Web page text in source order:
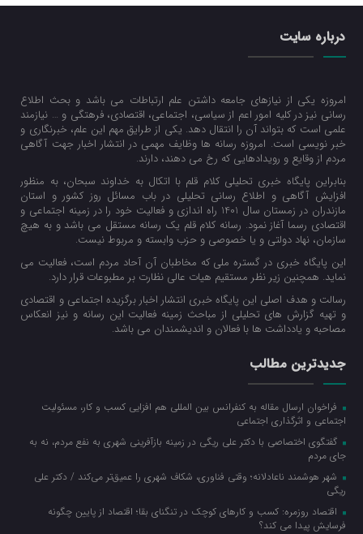
درباره سایت
امروزه یکی از نیازهای جامعه داشتن علم ارتباطات می باشد و بحث اطلاع
رسانی نیز در کلیه امور اعم از سیاسی، اجتماعی، اقتصادی، فرهتگی و … نیازمند
علمی است که بتواند آن را انتقال دهد. یکی از طرایق مهم این علم، خبرنگاری و
خبر نویسی است. امروزه رسانه ها وظایف مهمی در انتشار اخبار جهت آگاهی
مردم از وقایع و رویدادهایی که رخ می دهند، دارند.
بنابراین پایگاه خبری تحلیلی کلام قلم با اتکال به خداوند سبحان، به منظور
افزایش آگاهی و اطلاع رسانی تحلیلی در باب مسائل روز کشور و استان
مازندران در زمستان سال 1401 راه اندازی و فعالیت خود را در زمینه اجتماعی و
اقتصادی رسما آغاز نمود. رسانه کلام قلم یک رسانه مستقل می باشد و به هیچ
سازمان، نهاد دولتی و یا خصوصی و حزب وابسته و مربوط نیست.
این پایگاه خبری در گستره ملی که مخاطبان آن آحاد مردم است، فعالیت می
نماید. همچنین زیر نظر مستقیم هیات عالی نظارت بر مطبوعات قرار دارد.
رسالت و هدف اصلی این پایگاه خبری انتشار اخبار برگزیده اجتماعی و اقتصادی
و تهیه گزارش های تحلیلی از مباحث زمینه فعالیت این رسانه و نیز انعکاس
مصاحبه و یادداشت ها با فعالان و اندیشمندان می باشد.
جدیدترین مطالب
فراخوان ارسال مقاله به کنفرانس بین المللی هم افزایی کسب و کار، مسئولیت
اجتماعی و اثرگذاری اجتماعی
گفتگوی اختصاصی با دکتر علی ریگی در زمینه بازآفرینی شهری به نفع مردم، نه به
جای مردم
شهر هوشمند ناعادلانه؛ وقتی فناوری، شکاف شهری را عمیق‌تر می‌کند / دکتر علی
ریگی
اقتصاد روزمره: کسب‌ و کارهای کوچک در تنگنای بقا؛ اقتصاد از پایین چگونه
فرسایش پیدا می کند؟